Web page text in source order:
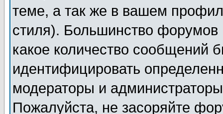
теме, а так же в вашем
стиля). Большинство форумов
какое количество сообщений
идентифицировать
модераторы и
Пожалуйста, не засоряйте